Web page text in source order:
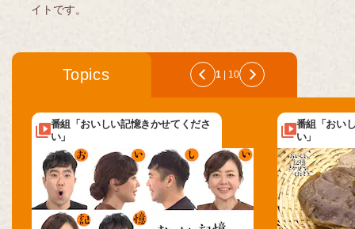
イトです。
Topics 1 | 10
番組「おいしい記憶きかせてくださ
い」
番組「おい
い」